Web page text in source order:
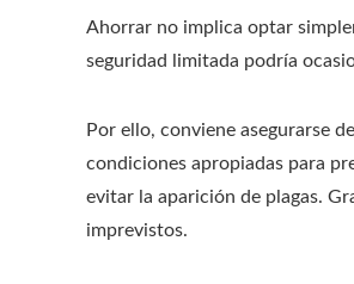
Ahorrar no implica optar
seguridad limitada podría
Por ello, conviene asegurarse
condiciones apropiadas para
evitar la aparición de plagas.
imprevistos.